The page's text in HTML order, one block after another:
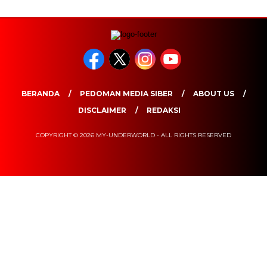
BERANDA PEDOMAN MEDIA SIBER
ABOUT US
DISCLAIMER
REDAKSI
COPYRIGHT © 2026 MY-UNDERWORLD - ALL RIGHTS RESERVED